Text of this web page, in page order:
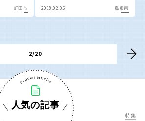
熊本
沖縄
町田市 2018.02.05 島根県
2/20
人気の記事
特集